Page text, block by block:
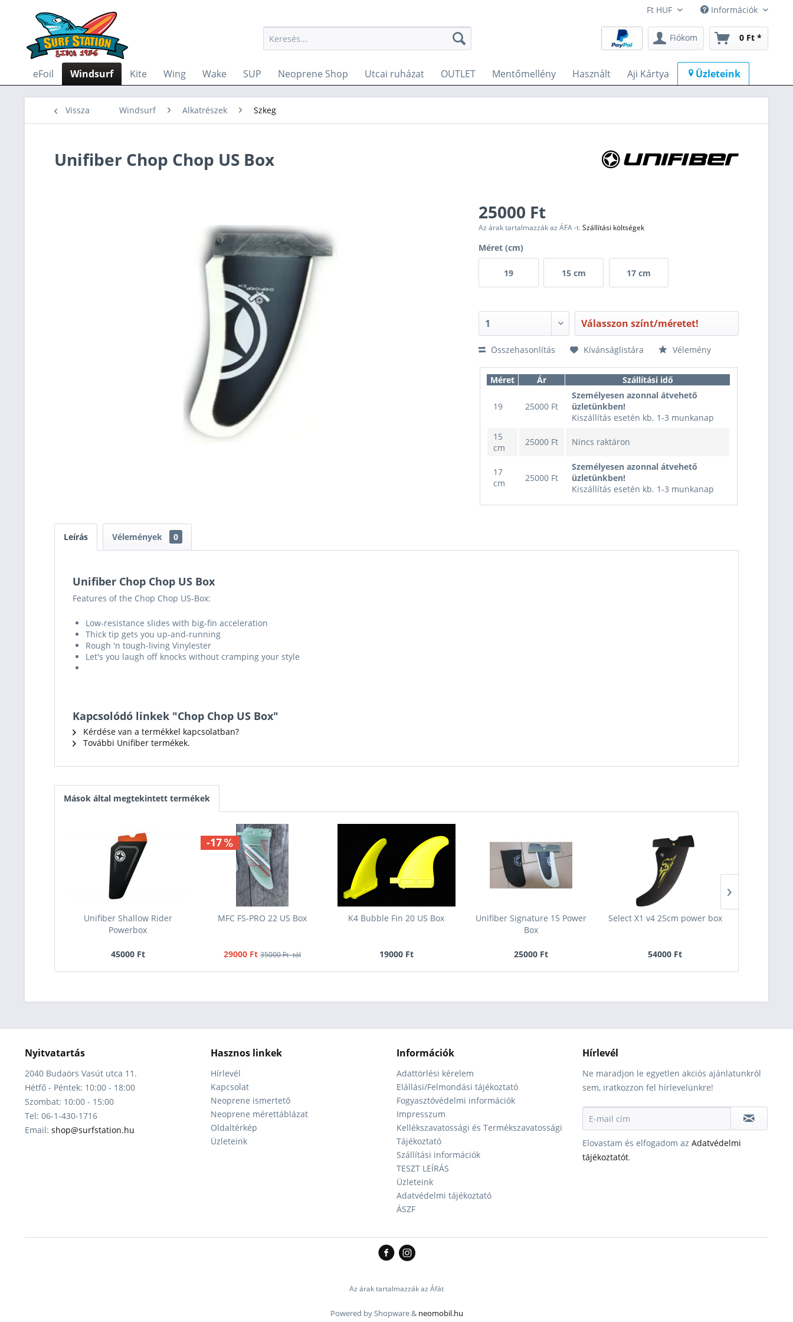
Információk
Fiókom 0 Ft *
eFoil Windsurf Kite Wing Wake SUP Neoprene Shop Utcai ruházat OUTLET Mentőmellény Használt Aji Kártya Üzleteink
Vissza Windsurf Alkatrészek Szkeg
Unifiber Chop Chop US Box
25000 Ft
Az árak tartalmazzák az ÁFA -t.Szállítási költségek
Méret (cm)
19 15 cm 17 cm
Válasszon színt/méretet!
Összehasonlítás Kívánságlistára Vélemény
Méret Ár Szállítási idő
19 25000 Ft
Személyesen azonnal átvehető
üzletünkben!
Kiszállítás esetén kb. 1-3 munkanap
15
cm
25000 Ft Nincs raktáron
17
cm
25000 Ft
Személyesen azonnal átvehető
üzletünkben!
Kiszállítás esetén kb. 1-3 munkanap
Leírás Vélemények 0
Unifiber Chop Chop US Box
Features of the Chop Chop US-Box:
Low-resistance slides with big-fin acceleration
Thick tip gets you up-and-running
Rough 'n tough-living Vinylester
Let's you laugh off knocks without cramping your style
Kapcsolódó linkek "Chop Chop US Box"
Kérdése van a termékkel kapcsolatban?
További Unifiber termékek.
Mások által megtekintett termékek
Unifiber Shallow Rider
Powerbox
45000 Ft
-17
MFC FS-PRO 22 US Box
29000 Ft 35000 Ft -tól
K4 Bubble Fin 20 US Box
19000 Ft
Unifiber Signature 15 Power
Box
25000 Ft
Select X1 v4 25cm power box
54000 Ft
Nyitvatartás
2040 Budaörs Vasút utca 11.
Hétfő - Péntek: 10:00 - 18:00
Szombat: 10:00 - 15:00
Tel: 06-1-430-1716
Email: shop@surfstation.hu
Hasznos linkek
Hírlevél
Kapcsolat
Neoprene ismertető
Neoprene mérettáblázat
Oldaltérkép
Üzleteink
Információk
Adattörlési kérelem
Elállási/Felmondási tájékoztató
Fogyasztóvédelmi információk
Impresszum
Kellékszavatossági és Termékszavatossági
Tájékoztató
Szállítási információk
TESZT LEÍRÁS
Üzleteink
Adatvédelmi tájékoztató
ÁSZF
Hírlevél
Ne maradjon le egyetlen akciós ajánlatunkról
sem, iratkozzon fel hírlevelünkre!
Elovastam és elfogadom az Adatvédelmi
tájékoztatót.
Az árak tartalmazzák az Áfát
Powered by Shopware & neomobil.hu